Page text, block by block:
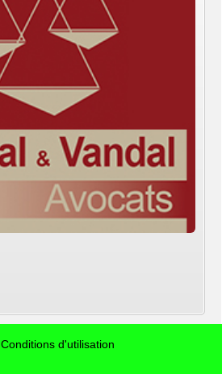
Conditions d'utilisation